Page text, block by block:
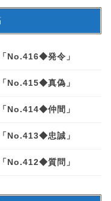
No.416◆発令」
No.415◆真偽」
No.414◆仲間」
No.413◆忠誠」
No.412◆質問」